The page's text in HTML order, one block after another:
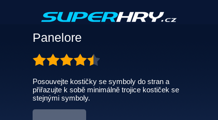
Panelore
Posouvejte kostičky se symboly do stran a
přiřazujte k sobě minimálně trojice kostiček se
stejnými symboly.